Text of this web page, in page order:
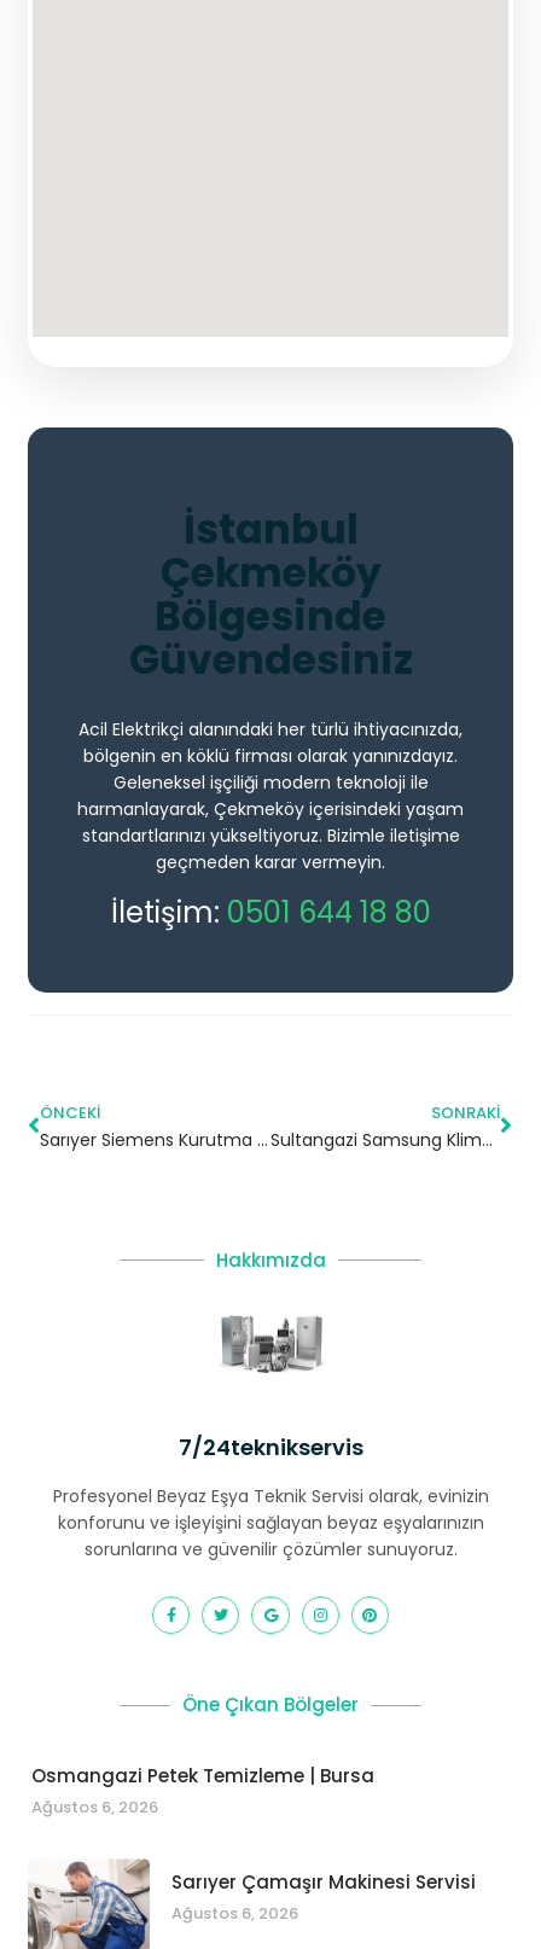
İstanbul
Çekmeköy
Bölgesinde
Güvendesiniz
Acil Elektrikçi alanındaki her türlü ihtiyacınızda,
bölgenin en köklü firması olarak yanınızdayız.
Geleneksel işçiliği modern teknoloji ile
harmanlayarak, Çekmeköy içerisindeki yaşam
standartlarınızı yükseltiyoruz. Bizimle iletişime
geçmeden karar vermeyin.
İletişim: 0501 644 18 80
ÖNCEKI
Sarıyer Siemens Kurutma Makinesi Servisi
SONRAKI
Sultangazi Samsung Klima Servisi – 7/24 Klima Tamiri – Klima Bakımı
Hakkımızda
7/24teknikservis
Profesyonel Beyaz Eşya Teknik Servisi olarak, evinizin
konforunu ve işleyişini sağlayan beyaz eşyalarınızın
sorunlarına ve güvenilir çözümler sunuyoruz.
Öne Çıkan Bölgeler
Osmangazi Petek Temizleme | Bursa
Ağustos 6, 2026
Sarıyer Çamaşır Makinesi Servisi
Ağustos 6, 2026